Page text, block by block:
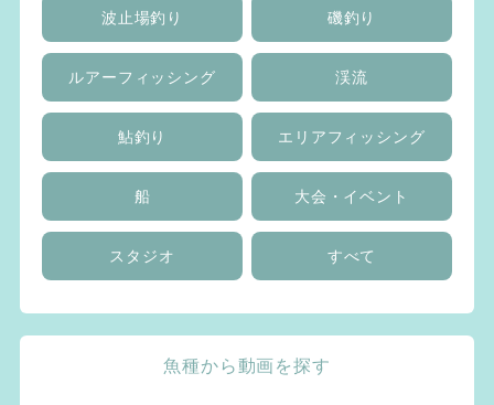
波止場釣り 磯釣り
ルアーフィッシング 渓流
鮎釣り エリアフィッシング
船 大会・イベント
スタジオ すべて
魚種から動画を探す